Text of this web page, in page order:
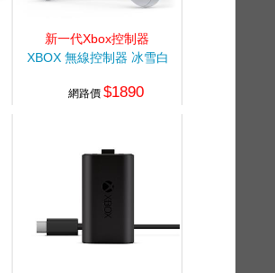
新一代Xbox控制器
XBOX 無線控制器 冰雪白
網路價 $1890